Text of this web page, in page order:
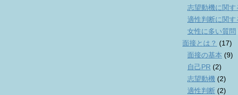
志望動機に関す
適性判断に関す
女性に多い質問
面接とは？ (17)
面接の基本 (9)
自己PR (2)
志望動機 (2)
適性判断 (2)